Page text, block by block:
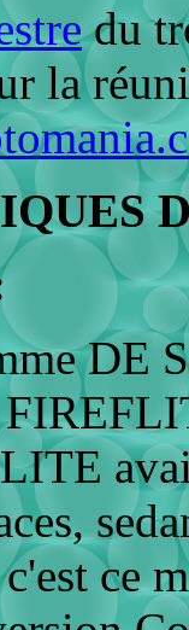
du
la
DE
ce